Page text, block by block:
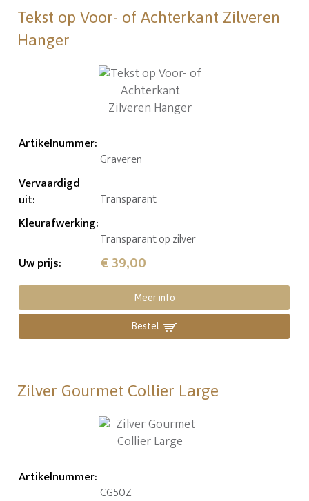
Tekst op Voor- of Achterkant Zilveren
Hanger
Artikelnummer:
Graveren
Vervaardigd
uit: Transparant
Kleurafwerking:
Transparant op zilver
Uw prijs: € 39,00
Meer info
Bestel
Zilver Gourmet Collier Large
Artikelnummer:
CG50Z